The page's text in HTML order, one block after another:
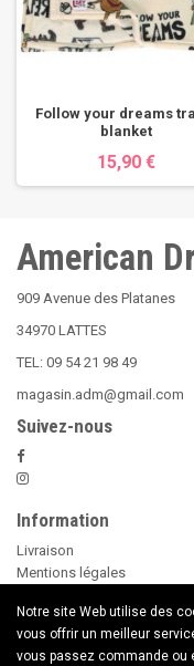
Notre site Web utilise des
vous offrir un meilleur
vous passez commande ou
Follow your dreams
blanket
15,90 €
American
909 Avenue des Platanes
34970 LATTES
TEL: 09 54 21 98 49
magasin.adm@gmail.com
Suivez-nous
Information
Livraison
Mentions légales
Paiement sécurisé
Le Beer Pong
conseils d'utilisation des